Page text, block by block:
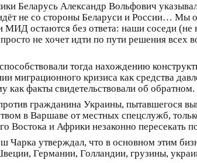
Беларусь Александр Вольфович
не со стороны Беларуси и России… Мы
остаются без ответа: наши соседи
не хочет идти по пути решения всех
тогда нахождению
миграционного кризиса как средства
факты свидетельствовали об обратном.
гражданина Украины, пытавшегося
в Варшаве от местных спецслужб,
Востока и Африки незаконно пересекать
Чарка утверждал, что в основном этим
Германии, Голландии, грузины,